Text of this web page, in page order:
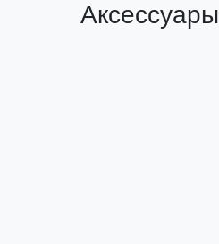
Аксессуары